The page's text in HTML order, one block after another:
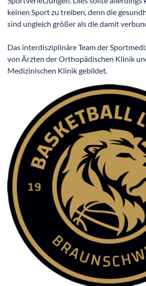
keinen Sport zu treiben, denn die
sind ungleich größer als die damit
Das interdisziplinäre Team der
von Ärzten der Orthopädischen Klinik
Medizinischen Klinik gebildet.